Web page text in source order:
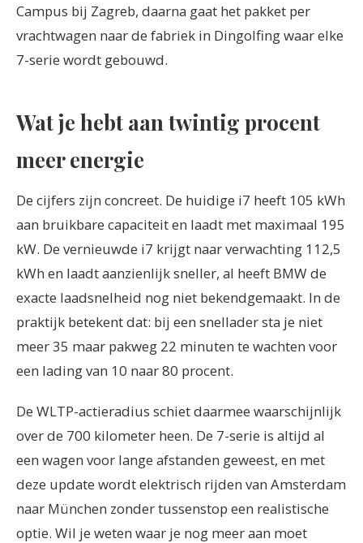
Campus bij Zagreb, daarna gaat het pakket per
vrachtwagen naar de fabriek in Dingolfing waar elke
7-serie wordt gebouwd.
Wat je hebt aan twintig procent
meer energie
De cijfers zijn concreet. De huidige i7 heeft 105 kWh
aan bruikbare capaciteit en laadt met maximaal 195
kW. De vernieuwde i7 krijgt naar verwachting 112,5
kWh en laadt aanzienlijk sneller, al heeft BMW de
exacte laadsnelheid nog niet bekendgemaakt. In de
praktijk betekent dat: bij een snellader sta je niet
meer 35 maar pakweg 22 minuten te wachten voor
een lading van 10 naar 80 procent.
De WLTP-actieradius schiet daarmee waarschijnlijk
over de 700 kilometer heen. De 7-serie is altijd al
een wagen voor lange afstanden geweest, en met
deze update wordt elektrisch rijden van Amsterdam
naar München zonder tussenstop een realistische
optie. Wil je weten waar je nog meer aan moet